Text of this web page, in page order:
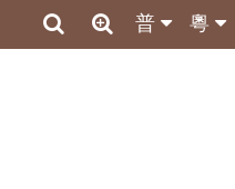
粵
普